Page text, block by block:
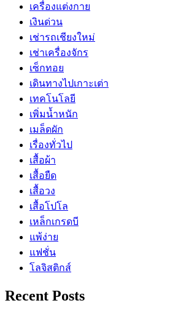
เครื่องแต่งกาย
เงินด่วน
เช่ารถเชียงใหม่
เช่าเครื่องจักร
เซ็กทอย
เดินทางไปเกาะเต่า
เทคโนโลยี
เพิ่มน้ำหนัก
เมล็ดผัก
เรื่องทั่วไป
เสื้อผ้า
เสื้อยืด
เสื้อวง
เสื้อโปโล
เหล็กเกรดบี
แพ้ง่าย
แฟชั่น
โลจิสติกส์
Recent Posts